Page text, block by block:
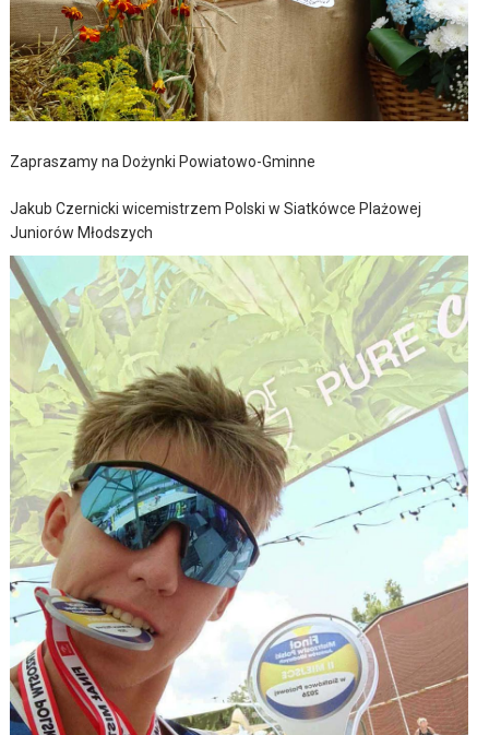
Zapraszamy na Dożynki Powiatowo-Gminne
Jakub Czernicki wicemistrzem Polski w Siatkówce Plażowej
Juniorów Młodszych